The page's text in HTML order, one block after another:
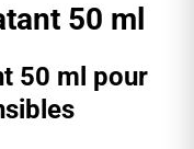
50 ml
50 ml pour